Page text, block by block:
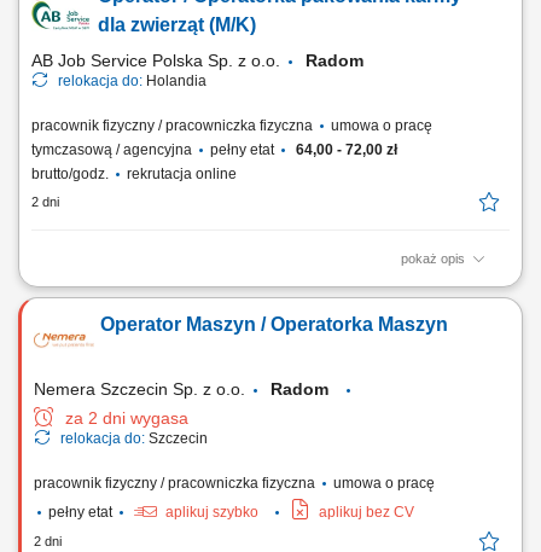
ciężkich materiałów w magazynie. Kontrola zgodności i poprawności
dla zwierząt (M/K)
AB Job Service Polska Sp. z o.o. Radom
relokacja do: Holandia
pracownik fizyczny / pracowniczka fizyczna
umowa o pracę
tymczasową / agencyjna
pełny etat
64,00 - 72,00 zł
brutto/godz.
rekrutacja online
2 dni
pokaż opis
Nasz klient to nowoczesny zakład zajmujący się produkcją mokrej
stopniu zautomatyzowane linie produkcyjne, dzięki czemu proces
produkcji jest wydajny, precyzyjny i spełnia wysokie standardy jakości.
Operator Maszyn / Operatorka Maszyn
Nemera Szczecin Sp. z o.o.
Radom
za 2 dni wygasa
relokacja do: Szczecin
pracownik fizyczny / pracowniczka fizyczna
umowa o pracę
pełny etat
aplikuj szybko aplikuj bez CV
2 dni